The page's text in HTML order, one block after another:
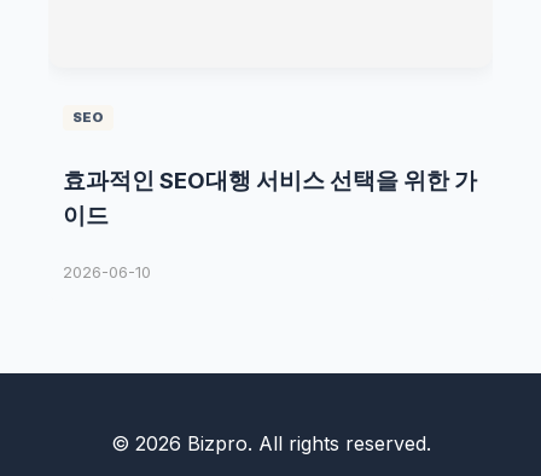
SEO
효과적인 SEO대행 서비스 선택을 위한 가
이드
2026-06-10
© 2026 Bizpro. All rights reserved.